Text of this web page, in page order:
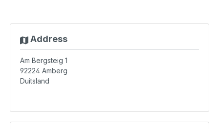
Address
Am Bergsteig 1
92224 Amberg
Duitsland